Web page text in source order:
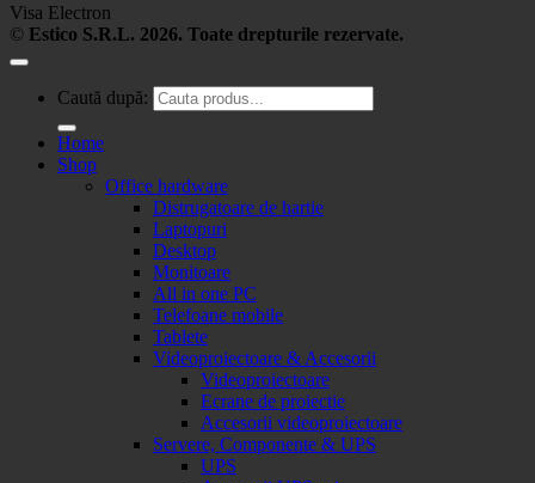
Visa Electron
© Estico S.R.L. 2026. Toate drepturile rezervate.
Caută după:
Home
Shop
Office hardware
Distrugatoare de hartie
Laptopuri
Desktop
Monitoare
All in one PC
Telefoane mobile
Tablete
Videoproiectoare & Accesorii
Videoproiectoare
Ecrane de proiectie
Accesorii videoproiectoare
Servere, Componente & UPS
UPS